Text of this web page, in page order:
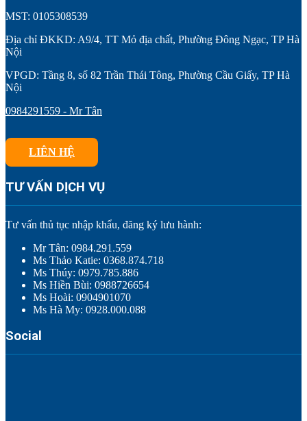
MST: 0105308539
Địa chỉ ĐKKD: A9/4, TT Mỏ địa chất, Phường Đông Ngạc, TP Hà
Nội
VPGD: Tầng 8, số 82 Trần Thái Tông, Phường Cầu Giấy, TP Hà
Nội
0984291559 - Mr Tân
LIÊN HỆ
TƯ VẤN DỊCH VỤ
Tư vấn thủ tục nhập khẩu, đăng ký lưu hành:
Mr Tân: 0984.291.559
Ms Thảo Katie: 0368.874.718
Ms Thúy: 0979.785.886
Ms Hiền Bùi: 0988726654
Ms Hoài: 0904901070
Ms Hà My: 0928.000.088
Social